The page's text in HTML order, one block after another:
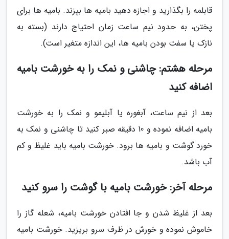
قابلمه را بگذارید و اجازه دهید بامیه ها بپزند. بامیه ها برای
پختن، به حدود نیم ساعت زمان احتیاج دارند (بسته به
نازک یا سفت بودن بامیه ها، این اندازه متغیر است).
مرحله هشتم: چاشنی و نمک را به خورشت بامیه
اضافه کنید
بعد از نیم ساعت، آبغوره یا آبلیمو و نمک را به خورشت
بامیه اضافه نموده و 10 دقیقه صبر کنید تا چاشنی و نمک به
خورد گوشت و بامیه ها برود. خورشت بامیه باید غلیظ و کم
آب باشد.
مرحله آخر: خورشت بامیه با گوشت را سرو کنید
بعد از غلیظ شدن و جا افتادن خورشت بامیه، شعله گاز را
خاموش نموده و خورش در ظرف سرو بریزید. خورشت بامیه